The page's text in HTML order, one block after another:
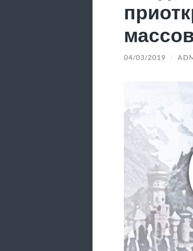
04/03/2019 /